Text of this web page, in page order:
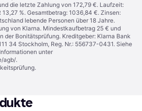
die letzte Zahlung von 172,79 €. Laufzeit:
13,27 %. Gesamtbetrag: 1036,84 €. Zinsen:
lebende Personen über 18 Jahre.
von Klarna. Mindestkaufbetrag 25 € und
der Bonitätsprüfung. Kreditgeber: Klarna Bank
34 Stockholm, Reg. Nr.: 556737-0431. Siehe
unter
agb/.